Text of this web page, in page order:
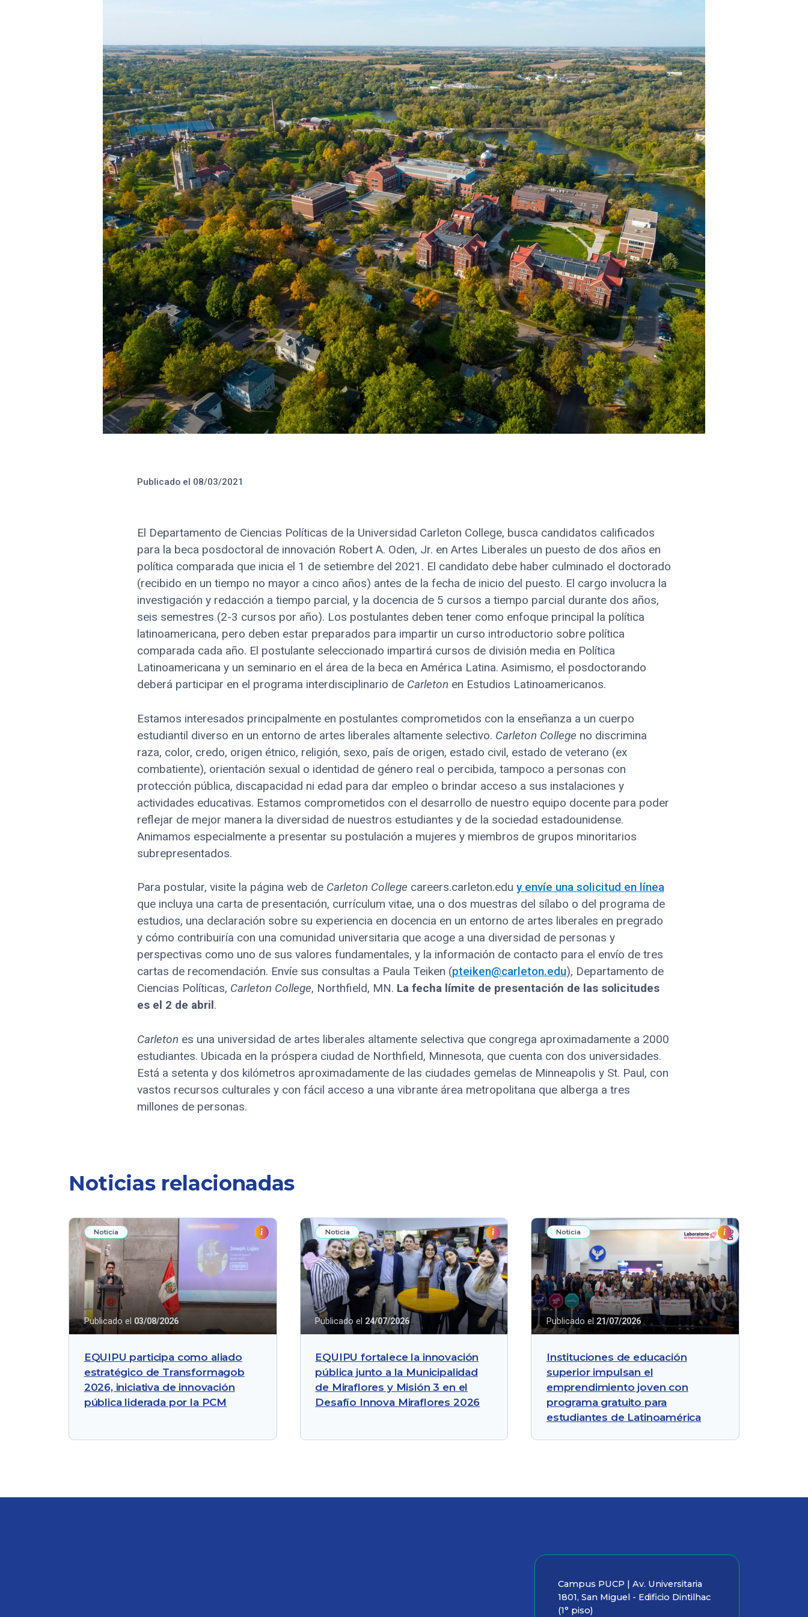
Créditos y Fecha de Publicación
Publicado el 08/03/2021
El Departamento de Ciencias Políticas de la Universidad Carleton College, busca candidatos calificados
para la beca posdoctoral de innovación Robert A. Oden, Jr. en Artes Liberales un puesto de dos años en
política comparada que inicia el 1 de setiembre del 2021. El candidato debe haber culminado el doctorado
(recibido en un tiempo no mayor a cinco años) antes de la fecha de inicio del puesto. El cargo involucra la
investigación y redacción a tiempo parcial, y la docencia de 5 cursos a tiempo parcial durante dos años,
seis semestres (2-3 cursos por año). Los postulantes deben tener como enfoque principal la política
latinoamericana, pero deben estar preparados para impartir un curso introductorio sobre política
comparada cada año. El postulante seleccionado impartirá cursos de división media en Política
Latinoamericana y un seminario en el área de la beca en América Latina. Asimismo, el posdoctorando
deberá participar en el programa interdisciplinario de Carleton en Estudios Latinoamericanos.
Estamos interesados principalmente en postulantes comprometidos con la enseñanza a un cuerpo
estudiantil diverso en un entorno de artes liberales altamente selectivo. Carleton College no discrimina
raza, color, credo, origen étnico, religión, sexo, país de origen, estado civil, estado de veterano (ex
combatiente), orientación sexual o identidad de género real o percibida, tampoco a personas con
protección pública, discapacidad ni edad para dar empleo o brindar acceso a sus instalaciones y
actividades educativas. Estamos comprometidos con el desarrollo de nuestro equipo docente para poder
reflejar de mejor manera la diversidad de nuestros estudiantes y de la sociedad estadounidense.
Animamos especialmente a presentar su postulación a mujeres y miembros de grupos minoritarios
subrepresentados.
Para postular, visite la página web de Carleton College careers.carleton.edu y envíe una solicitud en línea
que incluya una carta de presentación, currículum vitae, una o dos muestras del sílabo o del programa de
estudios, una declaración sobre su experiencia en docencia en un entorno de artes liberales en pregrado
y cómo contribuiría con una comunidad universitaria que acoge a una diversidad de personas y
perspectivas como uno de sus valores fundamentales, y la información de contacto para el envío de tres
cartas de recomendación. Envíe sus consultas a Paula Teiken (pteiken@carleton.edu), Departamento de
Ciencias Políticas, Carleton College, Northfield, MN. La fecha límite de presentación de las solicitudes
es el 2 de abril.
Carleton es una universidad de artes liberales altamente selectiva que congrega aproximadamente a 2000
estudiantes. Ubicada en la próspera ciudad de Northfield, Minnesota, que cuenta con dos universidades.
Está a setenta y dos kilómetros aproximadamente de las ciudades gemelas de Minneapolis y St. Paul, con
vastos recursos culturales y con fácil acceso a una vibrante área metropolitana que alberga a tres
millones de personas.
Noticias relacionadas
Noticia
Publicado el 03/08/2026
EQUIPU participa como aliado
estratégico de Transformagob
2026, iniciativa de innovación
pública liderada por la PCM
Noticia
Publicado el 24/07/2026
EQUIPU fortalece la innovación
pública junto a la Municipalidad
de Miraflores y Misión 3 en el
Desafío Innova Miraflores 2026
Noticia
Publicado el 21/07/2026
Instituciones de educación
superior impulsan el
emprendimiento joven con
programa gratuito para
estudiantes de Latinoamérica
Campus PUCP | Av. Universitaria
1801, San Miguel - Edificio Dintilhac
(1° piso)